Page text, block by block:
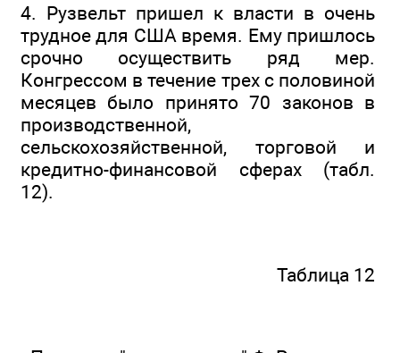
4. Рузвельт пришел к власти в очень
трудное для США время. Ему пришлось
срочно осуществить ряд мер.
Конгрессом в течение трех с половиной
месяцев было принято 70 законов в
производственной,
сельскохозяйственной, торговой и
кредитно-финансовой сферах (табл.
12).
Таблица 12